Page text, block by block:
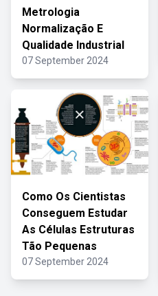
Metrologia
Normalização E
Qualidade Industrial
07 September 2024
Como Os Cientistas
Conseguem Estudar
As Células Estruturas
Tão Pequenas
07 September 2024